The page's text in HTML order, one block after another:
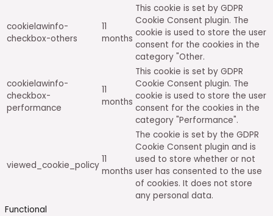
cookielawinfo-
checkbox-others
11
months
This cookie is set by GDPR
Cookie Consent plugin. The
cookie is used to store the user
consent for the cookies in the
category "Other.
cookielawinfo-
checkbox-
performance
11
months
This cookie is set by GDPR
Cookie Consent plugin. The
cookie is used to store the user
consent for the cookies in the
category "Performance".
viewed_cookie_policy
11
months
The cookie is set by the GDPR
Cookie Consent plugin and is
used to store whether or not
user has consented to the use
of cookies. It does not store
any personal data.
Functional